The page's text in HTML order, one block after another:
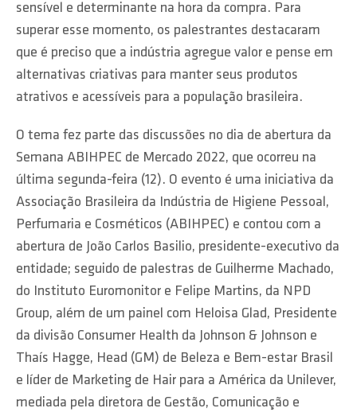
sensível e determinante na hora da compra. Para
superar esse momento, os palestrantes destacaram
que é preciso que a indústria agregue valor e pense em
alternativas criativas para manter seus produtos
atrativos e acessíveis para a população brasileira.
O tema fez parte das discussões no dia de abertura da
Semana ABIHPEC de Mercado 2022, que ocorreu na
última segunda-feira (12). O evento é uma iniciativa da
Associação Brasileira da Indústria de Higiene Pessoal,
Perfumaria e Cosméticos (ABIHPEC) e contou com a
abertura de João Carlos Basilio, presidente-executivo da
entidade; seguido de palestras de Guilherme Machado,
do Instituto Euromonitor e Felipe Martins, da NPD
Group, além de um painel com Heloisa Glad, Presidente
da divisão Consumer Health da Johnson & Johnson e
Thaís Hagge, Head (GM) de Beleza e Bem-estar Brasil
e líder de Marketing de Hair para a América da Unilever,
mediada pela diretora de Gestão, Comunicação e